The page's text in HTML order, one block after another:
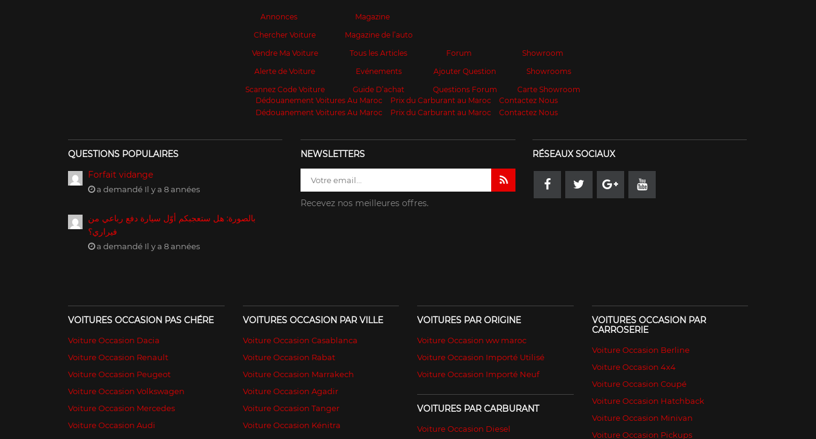
Annonces
Chercher Voiture
Vendre Ma Voiture
Alerte de Voiture
Scannez Code Voiture
Magazine
Magazine de l’auto
Tous les Articles
Evénements
Guide D’achat
Forum
Ajouter Question
Questions Forum
Showroom
Showrooms
Carte Showroom
Dédouanement Voitures Au Maroc
Prix du Carburant au Maroc
Contactez Nous
Dédouanement Voitures Au Maroc
Prix du Carburant au Maroc Contactez Nous
QUESTIONS POPULAIRES
Forfait vidange
a demandé Il y a 8 années
بالصورة: هل ستعجبكم أوّل سيارة دفع رباعي من
فيراري؟
a demandé Il y a 8 années
NEWSLETTERS
Recevez nos meilleures offres.
RÉSEAUX SOCIAUX
VOITURES OCCASION PAS CHÉRE
Voiture Occasion Dacia
Voiture Occasion Renault
Voiture Occasion Peugeot
Voiture Occasion Volkswagen
Voiture Occasion Mercedes
Voiture Occasion Audi
VOITURES OCCASION PAR VILLE
Voiture Occasion Casablanca
Voiture Occasion Rabat
Voiture Occasion Marrakech
Voiture Occasion Agadir
Voiture Occasion Tanger
Voiture Occasion Kénitra
VOITURES PAR ORIGINE
Voiture Occasion ww maroc
Voiture Occasion Importé Utilisé
Voiture Occasion Importé Neuf
VOITURES PAR CARBURANT
Voiture Occasion Diesel
VOITURES OCCASION PAR
CARROSERIE
Voiture Occasion Berline
Voiture Occasion 4x4
Voiture Occasion Coupé
Voiture Occasion Hatchback
Voiture Occasion Minivan
Voiture Occasion Pickups